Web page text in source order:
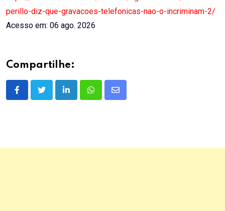
perillo-diz-que-gravacoes-telefonicas-nao-o-incriminam-2/
Acesso em: 06 ago. 2026
Compartilhe:
LinkedInWhatsappShare